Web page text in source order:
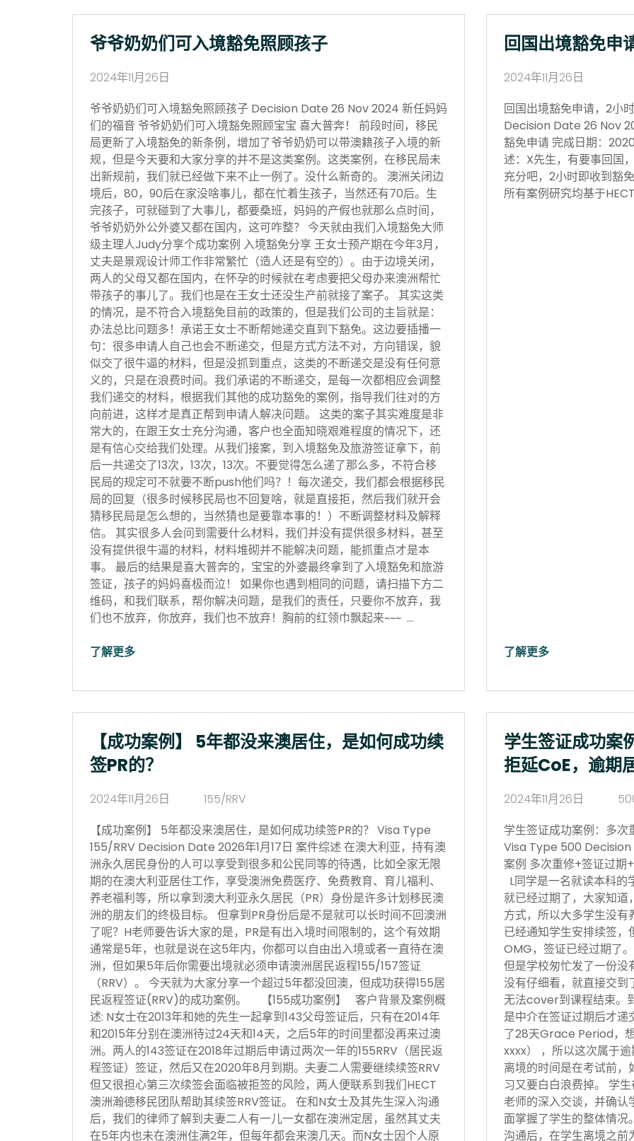
爷爷奶奶们可入境豁免照顾孩子
2024年11月26日
爷爷奶奶们可入境豁免照顾孩子 Decision Date 26 Nov 2024 新任妈妈
们的福音 爷爷奶奶们可入境豁免照顾宝宝 喜大普奔！ 前段时间，移民
局更新了入境豁免的新条例，增加了爷爷奶奶可以带澳籍孩子入境的新
规，但是今天要和大家分享的并不是这类案例。这类案例，在移民局未
出新规前，我们就已经做下来不止一例了。没什么新奇的。 澳洲关闭边
境后，80，90后在家没啥事儿，都在忙着生孩子，当然还有70后。生
完孩子，可就碰到了大事儿，都要桑班，妈妈的产假也就那么点时间，
爷爷奶奶外公外婆又都在国内，这可咋整？ 今天就由我们入境豁免大师
级主理人Judy分享个成功案例 入境豁免分享 王女士预产期在今年3月，
丈夫是景观设计师工作非常繁忙（造人还是有空的）。由于边境关闭，
两人的父母又都在国内，在怀孕的时候就在考虑要把父母办来澳洲帮忙
带孩子的事儿了。我们也是在王女士还没生产前就接了案子。 其实这类
的情况，是不符合入境豁免目前的政策的，但是我们公司的主旨就是：
办法总比问题多！承诺王女士不断帮她递交直到下豁免。这边要插播一
句：很多申请人自己也会不断递交，但是方式方法不对，方向错误，貌
似交了很牛逼的材料，但是没抓到重点，这类的不断递交是没有任何意
义的，只是在浪费时间。我们承诺的不断递交，是每一次都相应会调整
我们递交的材料，根据我们其他的成功豁免的案例，指导我们往对的方
向前进，这样才是真正帮到申请人解决问题。 这类的案子其实难度是非
常大的，在跟王女士充分沟通，客户也全面知晓艰难程度的情况下，还
是有信心交给我们处理。从我们接案，到入境豁免及旅游签证拿下，前
后一共递交了13次，13次，13次。不要觉得怎么递了那么多，不符合移
民局的规定可不就要不断push他们吗？！每次递交，我们都会根据移民
局的回复（很多时候移民局也不回复啥，就是直接拒，然后我们就开会
猜移民局是怎么想的，当然猜也是要靠本事的！）不断调整材料及解释
信。 其实很多人会问到需要什么材料，我们并没有提供很多材料，甚至
没有提供很牛逼的材料，材料堆砌并不能解决问题，能抓重点才是本
事。 最后的结果是喜大普奔的，宝宝的外婆最终拿到了入境豁免和旅游
签证，孩子的妈妈喜极而泣！ 如果你也遇到相同的问题，请扫描下方二
维码，和我们联系，帮你解决问题，是我们的责任，只要你不放弃，我
们也不放弃，你放弃，我们也不放弃！胸前的红领巾飘起来~~~ …
了解更多
回国出境豁免申
2024年11月26日
回国出境豁免申请，2小
Decision Date 26 Nov
豁免申请 完成日期：
述：X先生，有要事回国
充分吧，2小时即收到豁
所有案例研究均基于
了解更多
【成功案例】 5年都没来澳居住，是如何成功续
签PR的？
2024年11月26日
155/RRV
【成功案例】 5年都没来澳居住，是如何成功续签PR的？ Visa Type
155/RRV Decision Date 2026年1月17日 案件综述 在澳大利亚，持有澳
洲永久居民身份的人可以享受到很多和公民同等的待遇，比如全家无限
期的在澳大利亚居住工作，享受澳洲免费医疗、免费教育、育儿福利、
养老福利等，所以拿到澳大利亚永久居民（PR）身份是许多计划移民澳
洲的朋友们的终极目标。 但拿到PR身份后是不是就可以长时间不回澳洲
了呢？H老师要告诉大家的是，PR是有出入境时间限制的，这个有效期
通常是5年，也就是说在这5年内，你都可以自由出入境或者一直待在澳
洲，但如果5年后你需要出境就必须申请澳洲居民返程155/157签证
（RRV）。 今天就为大家分享一个超过5年都没回澳，但成功获得155居
民返程签证(RRV)的成功案例。 【155成功案例】 客户背景及案例概
述: N女士在2013年和她的先生一起拿到143父母签证后，只有在2014年
和2015年分别在澳洲待过24天和14天，之后5年的时间里都没再来过澳
洲。两人的143签证在2018年过期后申请过两次一年的155RRV（居民返
程签证）签证，然后又在2020年8月到期。夫妻二人需要继续续签RRV
但又很担心第三次续签会面临被拒签的风险，两人便联系到我们HECT
澳洲瀚德移民团队帮助其续签RRV签证。 在和N女士及其先生深入沟通
后，我们的律师了解到夫妻二人有一儿一女都在澳洲定居，虽然其丈夫
在5年内也未在澳洲住满2年，但每年都会来澳几天。而N女士因个人原
学生签证成功案
拒延CoE，逾期
2024年11月26日
学生签证成功案例：多
Visa Type 500 Decision
案例 多次重修+签证过
L同学是一名就读本科
就已经过期了，大家知
方式，所以大多学生没有
已经通知学生安排续签
OMG，签证已经过期了
但是学校匆忙发了一份
没有仔细看，就直接交到
无法cover到课程结束。
是中介在签证过期后才递
了28天Grace Period，
xxxx） ，所以这次属于
离境的时间是在考试前
习又要白白浪费掉。 学
老师的深入交谈，并确认
面掌握了学生的整体情
沟通后，在学生离境之